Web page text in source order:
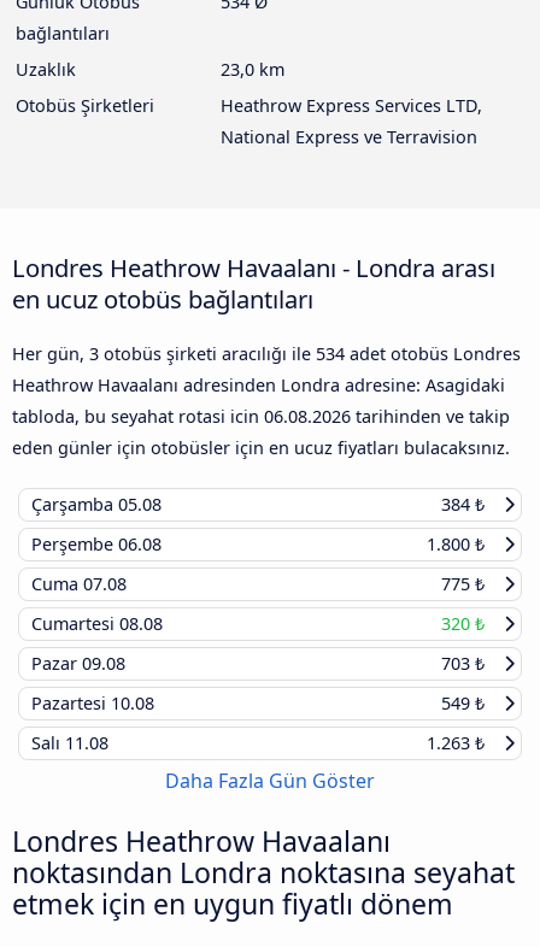
bağlantıları
Uzaklık
23,0 km
Otobüs Şirketleri
Heathrow Express Services LTD,
National Express ve Terravision
Londres Heathrow Havaalanı - Londra arası
en ucuz otobüs bağlantıları
Her gün, 3 otobüs şirketi aracılığı ile 534 adet otobüs Londres
Heathrow Havaalanı adresinden Londra adresine: Asagidaki
tabloda, bu seyahat rotasi icin 06.08.2026 tarihinden ve takip
eden günler için otobüsler için en ucuz fiyatları bulacaksınız.
Çarşamba 05.08
384 ₺
Perşembe 06.08
1.800 ₺
Cuma 07.08
775 ₺
Cumartesi 08.08
320 ₺
Pazar 09.08
703 ₺
Pazartesi 10.08
549 ₺
Salı 11.08 1.263 ₺
Daha Fazla Gün Göster
Londres Heathrow Havaalanı
noktasından Londra noktasına seyahat
etmek için en uygun fiyatlı dönem